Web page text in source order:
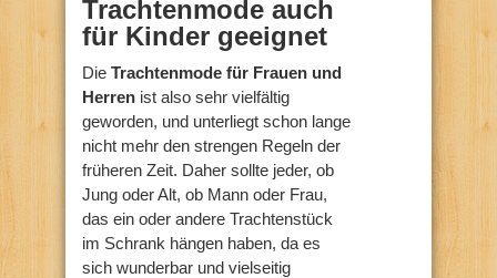
Trachtenmode auch
für Kinder geeignet
Die Trachtenmode für Frauen und
Herren ist also sehr vielfältig
geworden, und unterliegt schon lange
nicht mehr den strengen Regeln der
früheren Zeit. Daher sollte jeder, ob
Jung oder Alt, ob Mann oder Frau,
das ein oder andere Trachtenstück
im Schrank hängen haben, da es
sich wunderbar und vielseitig